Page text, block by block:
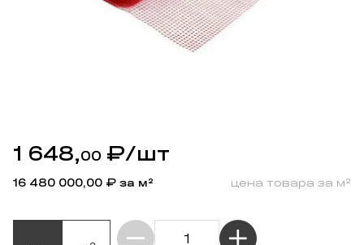
1 648,00 ₽/шт
16 480 000,00 ₽ за м² цена товара за м²